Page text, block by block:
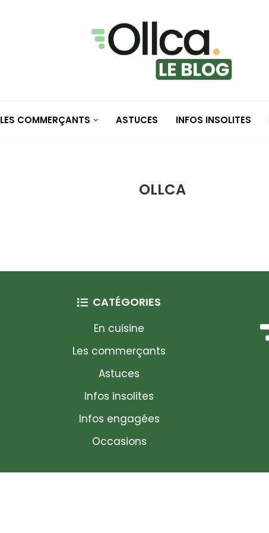
LES COMMERÇANTS ASTUCES INFOS INSOLITES
OLLCA
CATÉGORIES
En cuisine
Les commerçants
Astuces
Infos insolites
Infos engagées
Occasions